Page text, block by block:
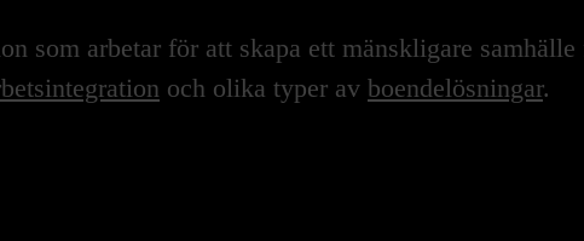
som arbetar för att skapa ett mänskligare
och olika typer av boendelösningar.